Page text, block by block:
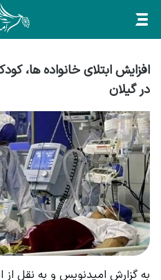
در گیلان